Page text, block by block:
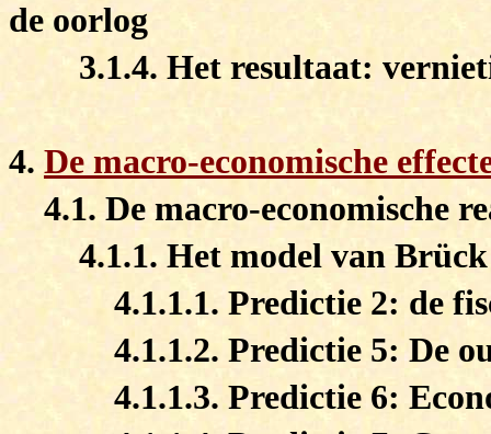
de oorlog
3.1.4. Het resultaat:
4. De macro-economische
4.1. De macro-economische
4.1.1. Het model van Brück
4.1.1.1. Predictie 2: de
4.1.1.2. Predictie 5: De
4.1.1.3. Predictie 6: